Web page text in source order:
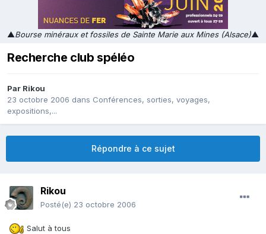
▲Bourse minéraux et fossiles de Sainte Marie aux Mines (Alsace)▲
Recherche club spéléo
Par Rikou
23 octobre 2006 dans Conférences, sorties, voyages,
expositions,...
Répondre à ce sujet
Rikou
Posté(e) 23 octobre 2006
Salut à tous